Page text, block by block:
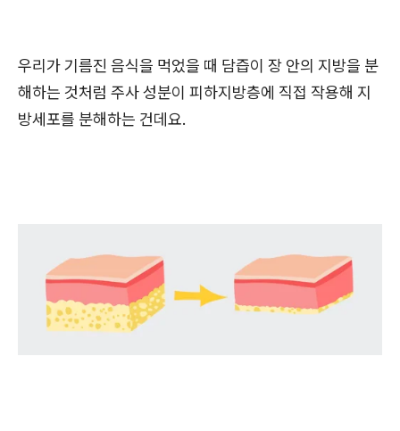
우리가 기름진 음식을 먹었을 때 담즙이 장 안의 지방을 분
해하는 것처럼 주사 성분이 피하지방층에 직접 작용해 지
방세포를 분해하는 건데요.